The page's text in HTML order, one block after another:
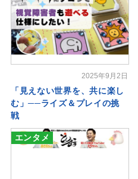
2025年9月2日
「見えない世界を、共に楽し
む」──ライズ＆プレイの挑
戦
エンタメ